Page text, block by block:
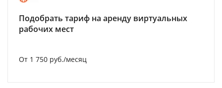
Подобрать тариф на аренду виртуальных
рабочих мест
От 1 750 руб./месяц